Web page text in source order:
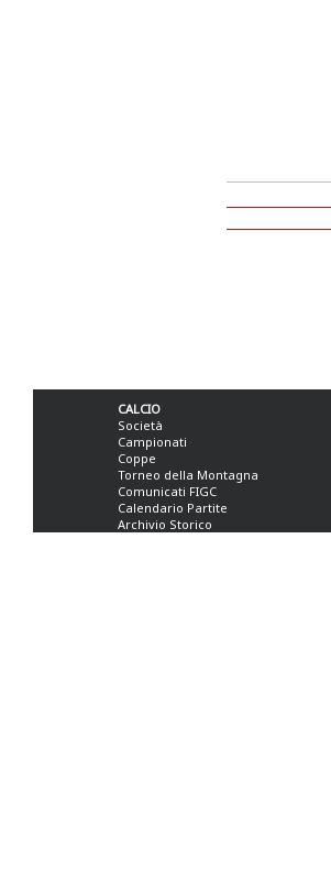
CALCIO
Società
Campionati
Coppe
Torneo della Montagna
Comunicati FIGC
Calendario Partite
Archivio Storico